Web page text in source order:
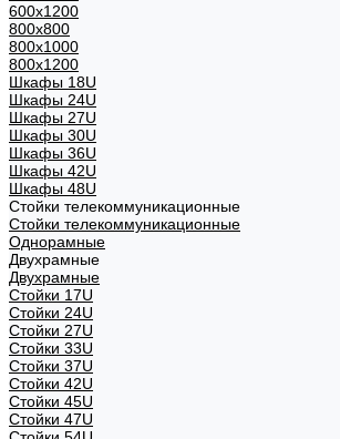
600х1200
800x800
800х1000
800х1200
Шкафы 18U
Шкафы 24U
Шкафы 27U
Шкафы 30U
Шкафы 36U
Шкафы 42U
Шкафы 48U
Стойки телекоммуникационные
Стойки телекоммуникационные
Однорамные
Двухрамные
Двухрамные
Стойки 17U
Стойки 24U
Стойки 27U
Стойки 33U
Стойки 37U
Стойки 42U
Стойки 45U
Стойки 47U